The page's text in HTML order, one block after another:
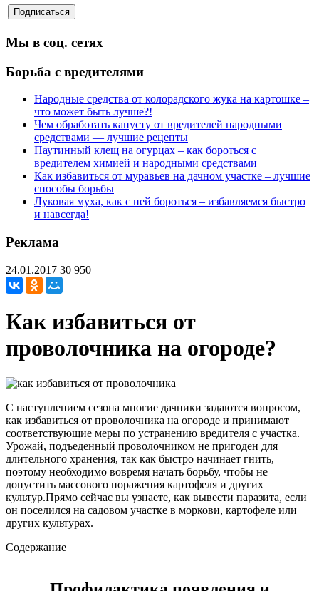
Мы в соц. сетях
Борьба с вредителями
Народные средства от колорадского жука на картошке –
что может быть лучше?!
Чем обработать капусту от вредителей народными
средствами — лучшие рецепты
Паутинный клещ на огурцах – как бороться с
вредителем химией и народными средствами
Как избавиться от муравьев на дачном участке – лучшие
способы борьбы
Луковая муха, как с ней бороться – избавляемся быстро
и навсегда!
Реклама
24.01.2017 30 950
Как избавиться от
проволочника на огороде?
С наступлением сезона многие дачники задаются вопросом,
как избавиться от проволочника на огороде и принимают
соответствующие меры по устранению вредителя с участка.
Урожай, подъеденный проволочником не пригоден для
длительного хранения, так как быстро начинает гнить,
поэтому необходимо вовремя начать борьбу, чтобы не
допустить массового поражения картофеля и других
культур.Прямо сейчас вы узнаете, как вывести паразита, если
он поселился на садовом участке в моркови, картофеле или
других культурах.
Содержание